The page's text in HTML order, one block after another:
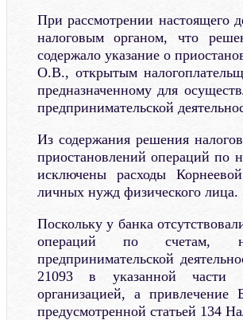
При рассмотрении настоящего
налоговым органом, что
содержало указание о
О.В., открытым
предназначенному для
предпринимательской
Из содержания решения
приостановлений операций по
исключены расходы
личных нужд физического лица.
Поскольку у банка
операций по счетам,
предпринимательской
21093 в указанной части
организацией, а привлечение
предусмотренной статьей 134